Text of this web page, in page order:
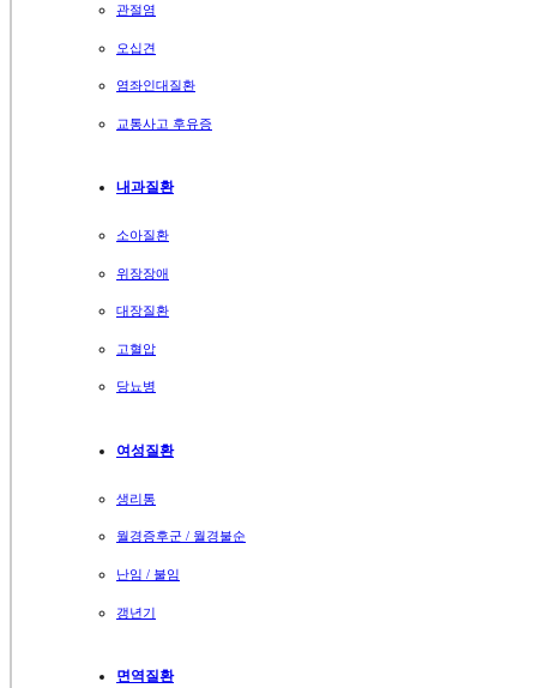
관절염
오십견
염좌인대질환
교통사고 후유증
내과질환
소아질환
위장장애
대장질환
고혈압
당뇨병
여성질환
생리통
월경증후군 / 월경불순
난임 / 불임
갱년기
면역질환